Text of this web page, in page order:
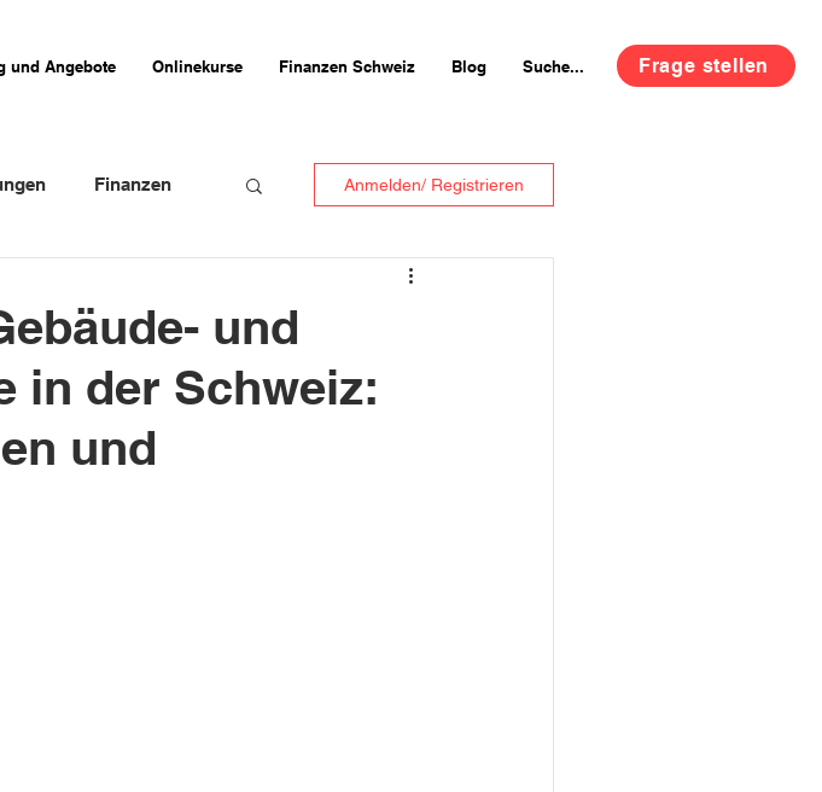
und Angebote Onlinekurse Finanzen Schweiz Blog Suche... Frage stellen
Finanzen Anmelden/ Registrieren
und
in der Schweiz:
und